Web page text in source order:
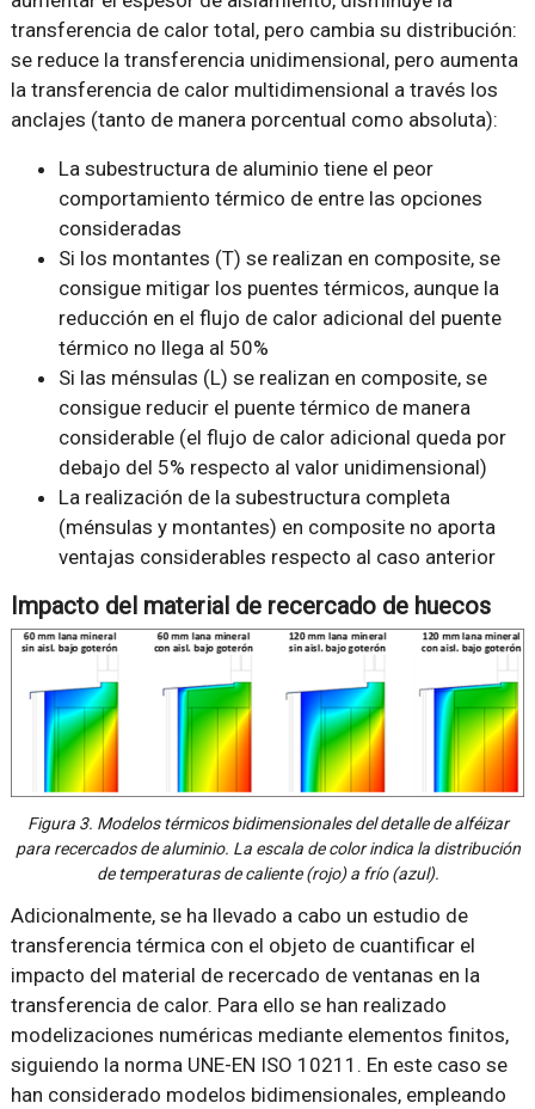
transferencia de calor total, pero cambia su distribución:
se reduce la transferencia unidimensional, pero aumenta
la transferencia de calor multidimensional a través los
anclajes (tanto de manera porcentual como absoluta):
La subestructura de aluminio tiene el peor
comportamiento térmico de entre las opciones
consideradas
Si los montantes (T) se realizan en composite, se
consigue mitigar los puentes térmicos, aunque la
reducción en el flujo de calor adicional del puente
térmico no llega al 50%
Si las ménsulas (L) se realizan en composite, se
consigue reducir el puente térmico de manera
considerable (el flujo de calor adicional queda por
debajo del 5% respecto al valor unidimensional)
La realización de la subestructura completa
(ménsulas y montantes) en composite no aporta
ventajas considerables respecto al caso anterior
Impacto del material de recercado de huecos
Figura 3. Modelos térmicos bidimensionales del detalle de alféizar
para recercados de aluminio. La escala de color indica la distribución
de temperaturas de caliente (rojo) a frío (azul).
Adicionalmente, se ha llevado a cabo un estudio de
transferencia térmica con el objeto de cuantificar el
impacto del material de recercado de ventanas en la
transferencia de calor. Para ello se han realizado
modelizaciones numéricas mediante elementos finitos,
siguiendo la norma UNE-EN ISO 10211. En este caso se
han considerado modelos bidimensionales, empleando